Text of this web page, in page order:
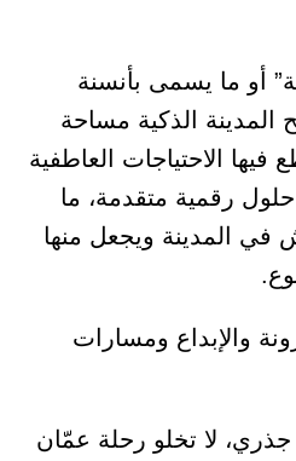
أو ما يسمى بأنسنة
المدينة الذكية مساحة
فيها الاحتياجات العاطفية
رقمية متقدمة، ما
في المدينة ويجعل منها
والإبداع ومسارات
لا تخلو رحلة عمّان